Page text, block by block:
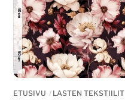
ETUSIVU LASTEN TEKSTIILIT